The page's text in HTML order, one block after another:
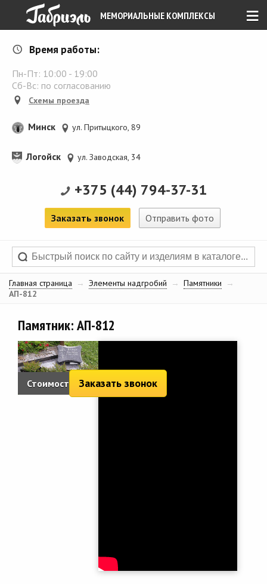
≡
МЕМОРИАЛЬНЫЕ КОМПЛЕКСЫ
Время работы:
Пн-Пт: 10:00 - 19:00
Сб-Вс: по согласованию
Схемы проезда
Минск ул. Притыцкого, 89
Логойск ул. Заводская, 34
+375 (44) 794-37-31
Заказать звонок Отправить фото
Главная страница → Элементы надгробий → Памятники
→
АП-812
Памятник: АП-812
Стоимость: 1 558 руб.
Заказать звонок